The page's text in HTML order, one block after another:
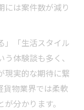
には案件数が減り
」「生活スタイル
体験談も多く、
現実的な期待に繋
貨物業界では柔軟
分かります。